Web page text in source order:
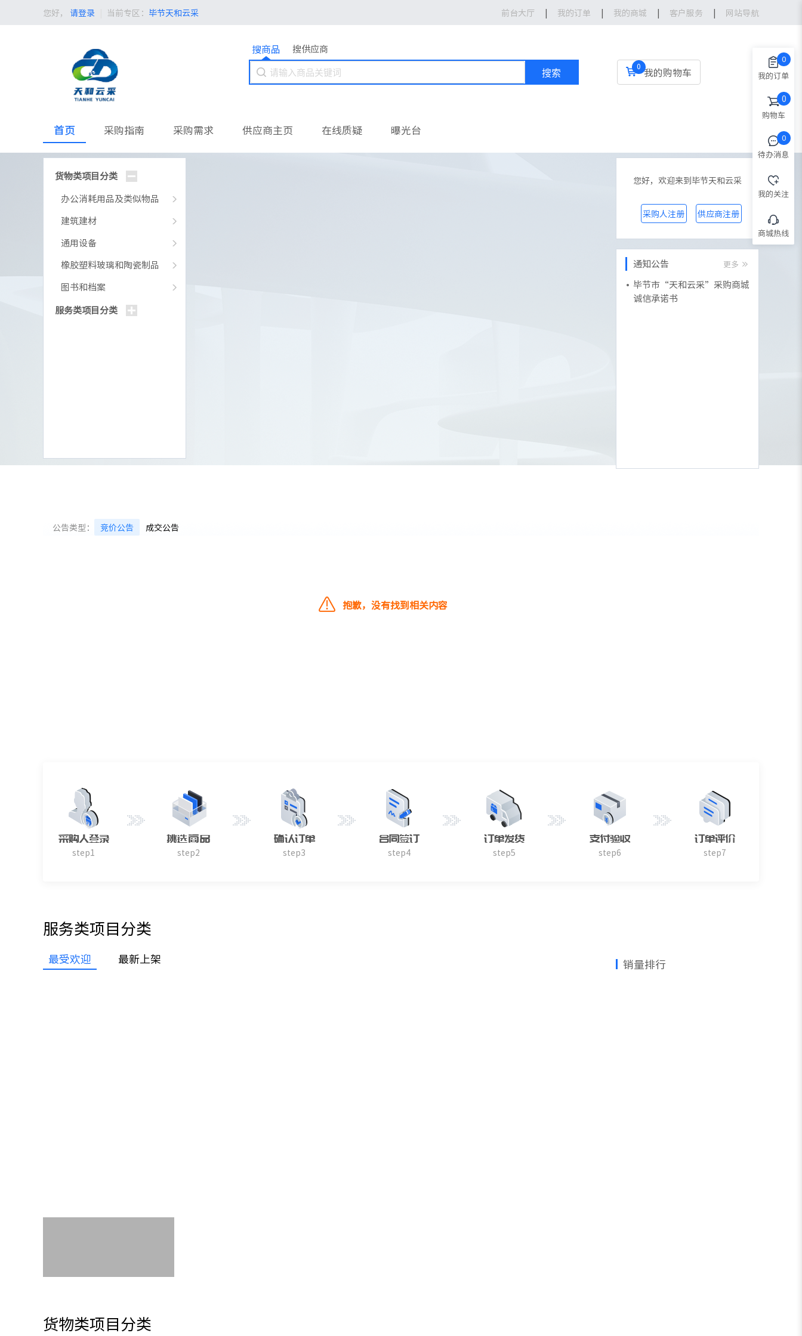
您好， 请登录 当前专区： 毕节天和云采 前台大厅 | 我的订单 | 我的商城 | 客户服务 | 网站导航
搜商品 搜供应商
搜索 我的购物车
0
首页 采购指南 采购需求 供应商主页 在线质疑 曝光台
我的订单
0
购物车
0
待办消息
0
我的关注
商城热线
货物类项目分类
办公消耗用品及类似物品
建筑建材
通用设备
橡胶塑料玻璃和陶瓷制品
图书和档案
服务类项目分类
您好，欢迎来到毕节天和云采
采购人注册 供应商注册
通知公告 更多
毕节市“天和云采”采购商城
诚信承诺书
公告类型： 竞价公告 成交公告
抱歉，没有找到相关内容
采购人登录
step1
挑选商品
step2
确认订单
step3
合同签订
step4
订单发货
step5
支付验收
step6
订单评价
step7
服务类项目分类
最受欢迎 最新上架 销量排行
货物类项目分类